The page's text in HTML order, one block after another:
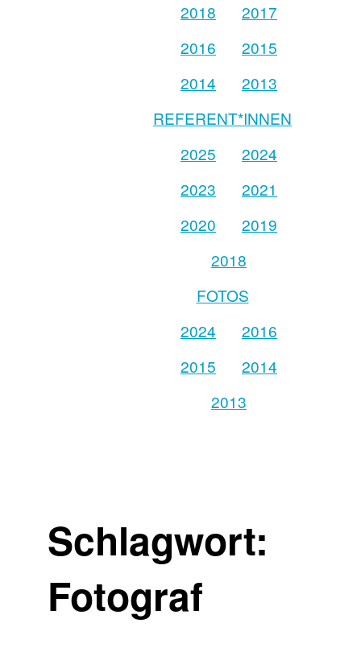
2018
2017
2016
2015
2014
2013
REFERENT*INNEN
2025
2024
2023
2021
2020
2019
2018
FOTOS
2024
2016
2015
2014
2013
Schlagwort:
Fotograf